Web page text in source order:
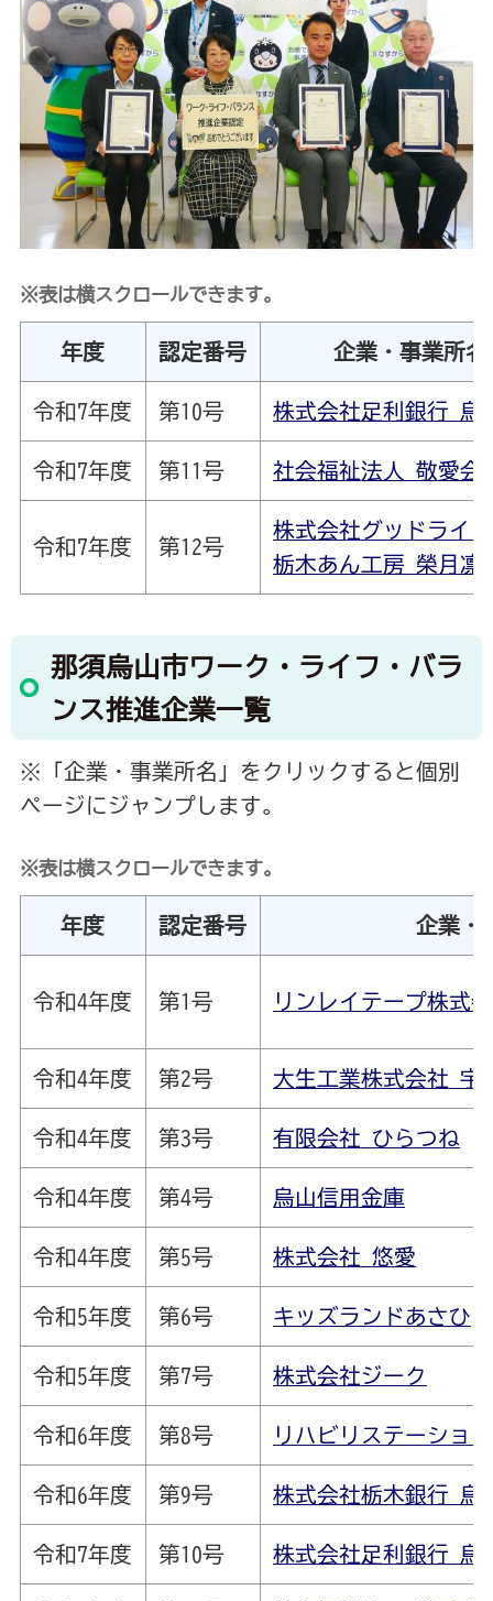
※表は横スクロールできます。
年度 認定番号 企業・事業所名
令和7年度 第10号 株式会社足利銀行 烏
令和7年度 第11号 社会福祉法人 敬愛会
令和7年度 第12号
株式会社グッドライフ
栃木あん工房 榮月凛
那須烏山市ワーク・ライフ・バラ
ンス推進企業一覧
※「企業・事業所名」をクリックすると個別
ページにジャンプします。
※表は横スクロールできます。
年度 認定番号 企業・
令和4年度 第1号 リンレイテープ株式
令和4年度 第2号 大生工業株式会社 宇
令和4年度 第3号 有限会社 ひらつね
令和4年度 第4号 烏山信用金庫
令和4年度 第5号 株式会社 悠愛
令和5年度 第6号 キッズランドあさひ
令和5年度 第7号 株式会社ジーク
令和6年度 第8号 リハビリステーショ
令和6年度 第9号 株式会社栃木銀行 烏
令和7年度 第10号 株式会社足利銀行 烏